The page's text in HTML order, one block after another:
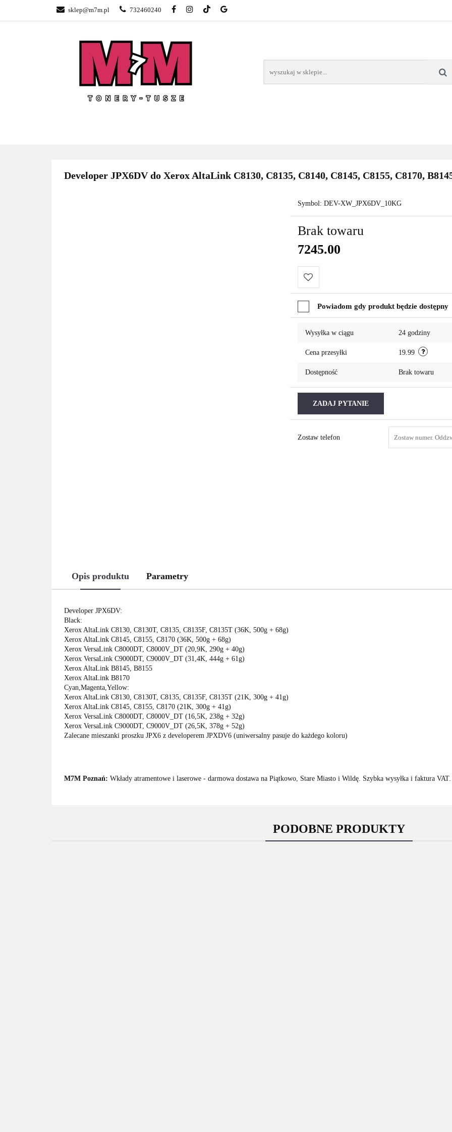
sklep@m7m.pl 732460240SKLEP TONERY POZNAŃ – GŁOGOWSKA
BLOG
Developer JPX6DV do Xerox AltaLink C8130, C8135, C8140, C8145, C8155, C8170,
Symbol: DEV-XW_JPX6DV_10KG
Brak towaru
7245.00
Do
Powiadom gdy produkt będzie dostępny
Wysyłka w ciągu 24 godziny
Cena przesyłki 19.99
Dostępność Brak towaru
ZADAJ PYTANIE
Zostaw telefon
Opis produktu Parametry
Developer JPX6DV:
Black:
Xerox AltaLink C8130, C8130T, C8135, C8135F, C8135T (36K, 500g + 68g)
Xerox AltaLink C8145, C8155, C8170 (36K, 500g + 68g)
Xerox VersaLink C8000DT, C8000V_DT (20,9K, 290g + 40g)
Xerox VersaLink C9000DT, C9000V_DT (31,4K, 444g + 61g)
Xerox AltaLink B8145, B8155
Xerox AltaLink B8170
Cyan,Magenta,Yellow:
Xerox AltaLink C8130, C8130T, C8135, C8135F, C8135T (21K, 300g + 41g)
Xerox AltaLink C8145, C8155, C8170 (21K, 300g + 41g)
Xerox VersaLink C8000DT, C8000V_DT (16,5K, 238g + 32g)
Xerox VersaLink C9000DT, C9000V_DT (26,5K, 378g + 52g)
Zalecane mieszanki proszku JPX6 z developerem JPXDV6 (uniwersalny pasuje do każdego koloru)
M7M Poznań: Wkłady atramentowe i laserowe - darmowa dostawa na Piątkowo, Stare Miasto i Wildę. Szybka wysyłka i faktura VAT.
PODOBNE PRODUKTY